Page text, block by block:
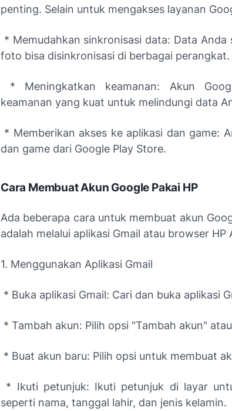
penting. Selain untuk mengakses layanan
* Memudahkan sinkronisasi data: Data
foto bisa disinkronisasi di berbagai perangkat.
* Meningkatkan keamanan: Akun
keamanan yang kuat untuk melindungi data
* Memberikan akses ke aplikasi dan game:
dan game dari Google Play Store.
Cara Membuat Akun Google Pakai HP
Ada beberapa cara untuk membuat akun
adalah melalui aplikasi Gmail atau browser HP
1. Menggunakan Aplikasi Gmail
* Buka aplikasi Gmail: Cari dan buka aplikasi
* Tambah akun: Pilih opsi "Tambah akun"
* Buat akun baru: Pilih opsi untuk membuat
* Ikuti petunjuk: Ikuti petunjuk di layar
seperti nama, tanggal lahir, dan jenis kelamin.